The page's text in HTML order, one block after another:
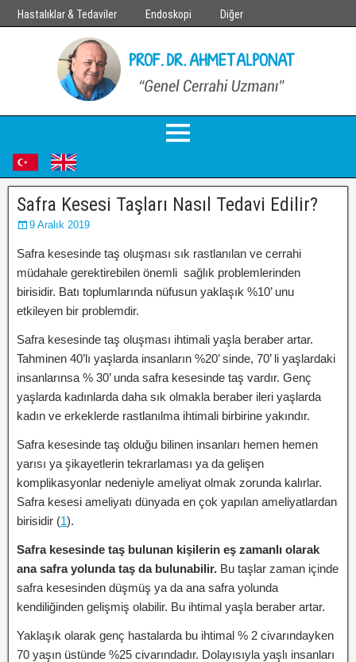
Hastalıklar & Tedaviler Endoskopi Diğer
Safra Kesesi Taşları Nasıl Tedavi Edilir?
9 Aralık 2019
Safra kesesinde taş oluşması sık rastlanılan ve cerrahi
müdahale gerektirebilen önemli sağlık problemlerinden
birisidir. Batı toplumlarında nüfusun yaklaşık %10’ unu
etkileyen bir problemdir.
Safra kesesinde taş oluşması ihtimali yaşla beraber artar.
Tahminen 40’lı yaşlarda insanların %20’ sinde, 70’ li yaşlardaki
insanlarınsa % 30’ unda safra kesesinde taş vardır. Genç
yaşlarda kadınlarda daha sık olmakla beraber ileri yaşlarda
kadın ve erkeklerde rastlanılma ihtimali birbirine yakındır.
Safra kesesinde taş olduğu bilinen insanları hemen hemen
yarısı ya şikayetlerin tekrarlaması ya da gelişen
komplikasyonlar nedeniyle ameliyat olmak zorunda kalırlar.
Safra kesesi ameliyatı dünyada en çok yapılan ameliyatlardan
birisidir (1).
Safra kesesinde taş bulunan kişilerin eş zamanlı olarak
ana safra yolunda taş da bulunabilir. Bu taşlar zaman içinde
safra kesesinden düşmüş ya da ana safra yolunda
kendiliğinden gelişmiş olabilir. Bu ihtimal yaşla beraber artar.
Yaklaşık olarak genç hastalarda bu ihtimal % 2 civarındayken
70 yaşın üstünde %25 civarındadır. Dolayısıyla yaşlı insanları